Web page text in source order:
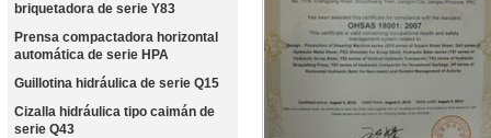
briquetadora de serie Y83
Prensa compactadora horizontal
automática de serie HPA
Guillotina hidráulica de serie Q15
Cizalla hidráulica tipo caimán de
serie Q43